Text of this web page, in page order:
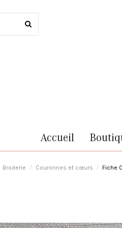
Accueil
Broderie Couronnes et cœurs Fiche